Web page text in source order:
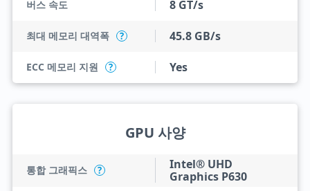
버스 속도 8 GT/s
최대 메모리 대역폭 ? 45.8 GB/s
ECC 메모리 지원 ? Yes
GPU 사양
통합 그래픽스 ?
Intel® UHD
Graphics P630